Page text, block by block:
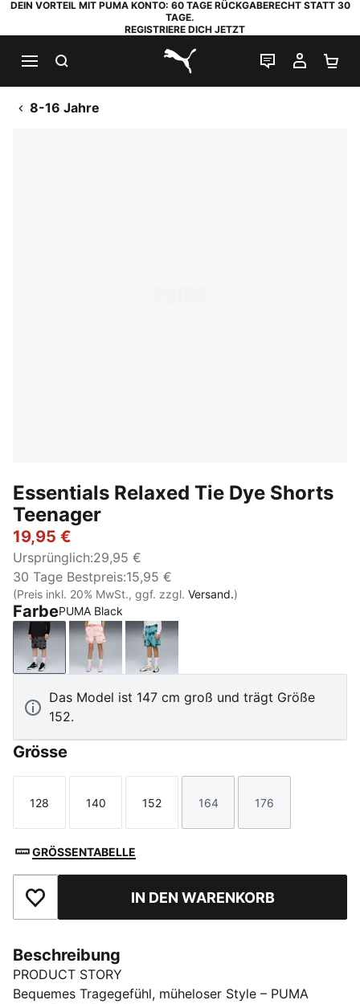
DEIN VORTEIL MIT PUMA KONTO: 60 TAGE RÜCKGABERECHT STATT 30
TAGE.
REGISTRIERE DICH JETZT
PUMA.com
LIVE-CHAT
MEIN
8-16 Jahre
Essentials Relaxed Tie Dye Shorts
Teenager
19,95 €
Ursprünglich:29,95 €
30 Tage Bestpreis:15,95 €
(Preis inkl. 20% MwSt., ggf. zzgl. Versand.)
FarbePUMA Black
PUMA BlackWild PinkEmerald Ice
Das Model ist 147 cm groß und trägt Größe
152.
Grösse
Größe
128
Größe
140
Größe
152
Größe
164
Größe
176
GRÖSSENTABELLE
Zu Favoriten hinzufügenIN DEN WARENKORB
Beschreibung
PRODUCT STORY
Bequemes Tragegefühl, müheloser Style – PUMA